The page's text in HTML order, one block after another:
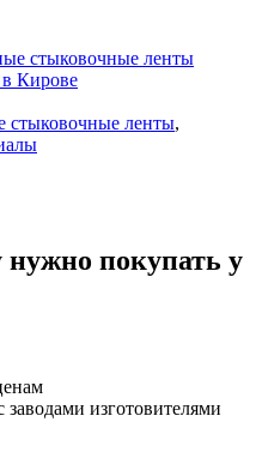
стыковочные ленты,
покупать у
изготовителями